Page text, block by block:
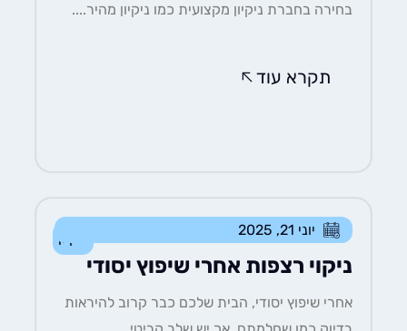
בחירה בחברת ניקיון מקצועית כמו ניקיון מהיר....
תקרא עוד
יוני 21, 2025
ניקוי רצפות אחרי שיפוץ יסודי
אחרי שיפוץ יסודי, הבית שלכם כבר קרוב להיראות